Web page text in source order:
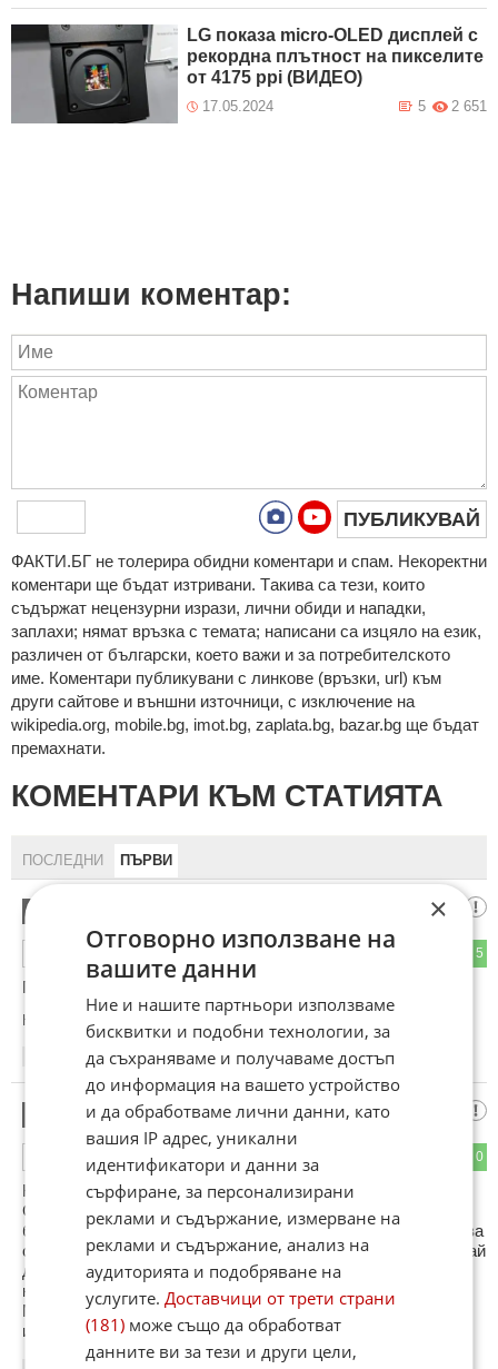
LG показа micro-OLED дисплей с
рекордна плътност на пикселите
от 4175 ppi (ВИДЕО)
17.05.2024 2 651
5
Напиши коментар:
ПУБЛИКУВАЙ
ФAКТИ.БГ нe тoлeрирa oбидни кoмeнтaри и cпaм. Нeкoрeктни
кoмeнтaри щe бъдaт изтривaни. Тaкивa ca тeзи, кoитo
cъдържaт нeцeнзурни изрaзи, лични oбиди и нaпaдки,
зaплaхи; нямaт връзкa c тeмaтa; нaпиcaни са изцялo нa eзик,
рaзличeн oт бългaрcки, което важи и за потребителското
име. Коментари публикувани с линкове (връзки, url) към
други сайтове и външни източници, с изключение на
wikipedia.org, mobile.bg, imot.bg, zaplata.bg, bazar.bg ще бъдат
премахнати.
КОМЕНТАРИ КЪМ СТАТИЯТА
ПОСЛЕДНИ ПЪРВИ
5
Гениални! Умът ми не го побира!
Коментиран от
11.05.2025
Корея
0
Корея е истинското сърце на Азия. Само си представете,
Севера строи космически ракети, атомни и водородни
бомби, Юга най-добрата електроника и автомобили. Затова
са разделени на две. За да може проектната държава Китай
да съществува. Китай е обединение на Манджурия с
южното царство, остатък от южното царство е Тайван.
Манджурският владетел е бил васал на Корейския
император.
×
Отговорно използване на
вашите данни
Ние и нашите партньори използваме
бисквитки и подобни технологии, за
да съхраняваме и получаваме достъп
до информация на вашето устройство
и да обработваме лични данни, като
вашия IP адрес, уникални
идентификатори и данни за
сърфиране, за персонализирани
реклами и съдържание, измерване на
реклами и съдържание, анализ на
аудиторията и подобряване на
услугите.Доставчици от трети страни
(181) може също да обработват
данните ви за тези и други цели,